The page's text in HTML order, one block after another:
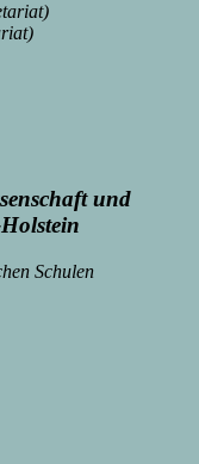
und
Schulen